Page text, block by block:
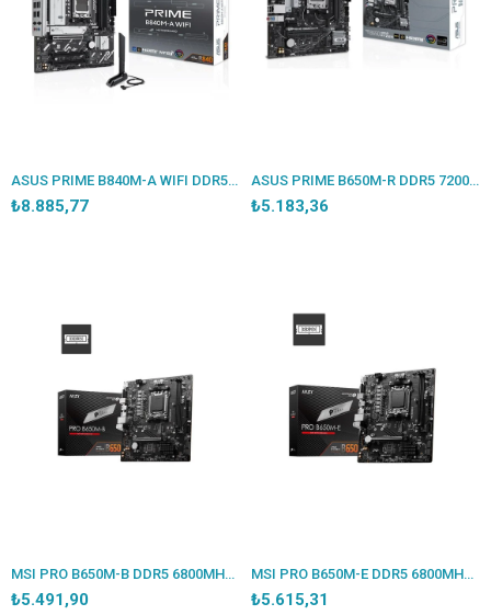
ASUS PRIME B840M-A WIFI DDR5 7600MT/S 1XHDMI 2XDP 3XM.2 MATX AM5 (AMD AM5 9000/8000/7000 SERİLERİ İLE UYUMLU)
₺8.885,77
ASUS PRIME B650M-R DDR5 7200MHZ 1XHDMI 2XM.2 USB3.2 MATX AM5 (AMD AM5 9000/8000/7000 SERİLERİ İLE UYUMLU)
₺5.183,36
MSI PRO B650M-B DDR5 6800MHZ 1XVGA 1XHDMI 1XM.2 USB 3.2 MATX AM5 (AMD AM5 9000/8000/7000 SERİLERİ İLE UYUMLU)
₺5.491,90
MSI PRO B650M-E DDR5 6800MHZ 1XVGA 1XHDMI 1XM.2 USB 3.2 MATX AM5(AMD AM5 9000/8000/7000 SERİLERİ İLE UYUMLU)
₺5.615,31